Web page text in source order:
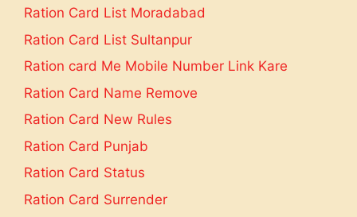
Ration Card List Moradabad
Ration Card List Sultanpur
Ration card Me Mobile Number Link Kare
Ration Card Name Remove
Ration Card New Rules
Ration Card Punjab
Ration Card Status
Ration Card Surrender